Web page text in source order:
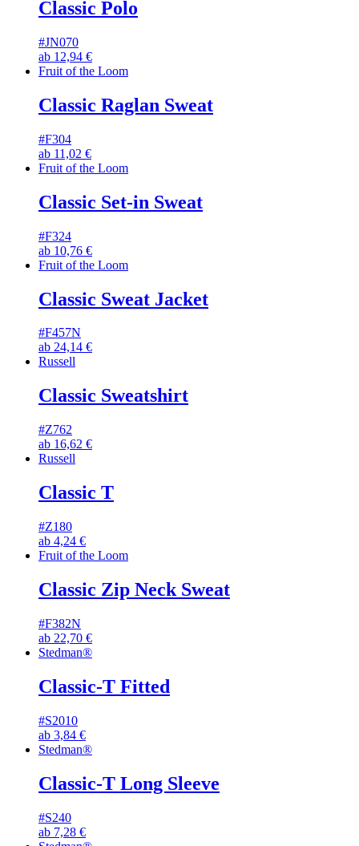
Classic Polo
#JN070
ab 12,94 €
Fruit of the Loom
Classic Raglan Sweat
#F304
ab 11,02 €
Fruit of the Loom
Classic Set-in Sweat
#F324
ab 10,76 €
Fruit of the Loom
Classic Sweat Jacket
#F457N
ab 24,14 €
Russell
Classic Sweatshirt
#Z762
ab 16,62 €
Russell
Classic T
#Z180
ab 4,24 €
Fruit of the Loom
Classic Zip Neck Sweat
#F382N
ab 22,70 €
Stedman®
Classic-T Fitted
#S2010
ab 3,84 €
Stedman®
Classic-T Long Sleeve
#S240
ab 7,28 €